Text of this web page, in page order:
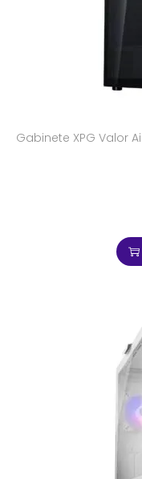
Gabinete XPG Valor